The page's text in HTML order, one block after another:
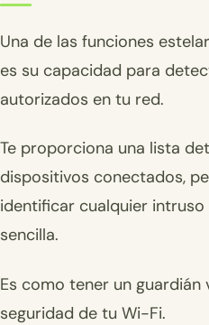
Una de las funciones
es su capacidad para
autorizados en tu red.
Te proporciona una lista
dispositivos conectados,
identificar cualquier
sencilla.
Es como tener un
seguridad de tu Wi-Fi.